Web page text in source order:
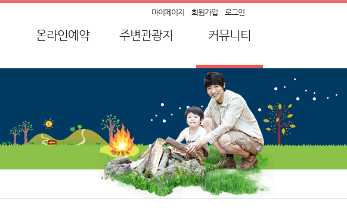
마이페이지 회원가입 로그인
온라인예약 주변관광지 커뮤니티
유적
전통장류
공지사항
묻고 답하기
자주하는 질문
캠핑장 후기
이벤트